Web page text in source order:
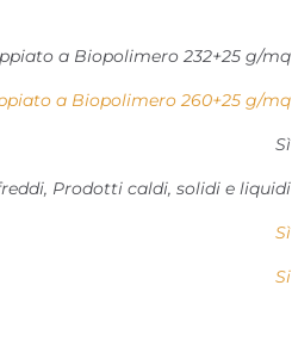
a Biopolimero 232+25 g/mq
a Biopolimero 260+25 g/mq
Sì
Prodotti caldi, solidi e liquidi
Sì
Si